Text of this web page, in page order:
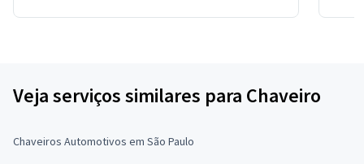
Veja serviços similares para Chaveiro
Chaveiros Automotivos em São Paulo